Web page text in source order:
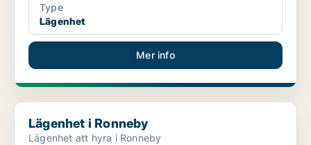
Type
Lägenhet
Mer info
Lägenhet i Ronneby
Lägenhet i Ronneby
Lägenhet att hyra i Ronneby